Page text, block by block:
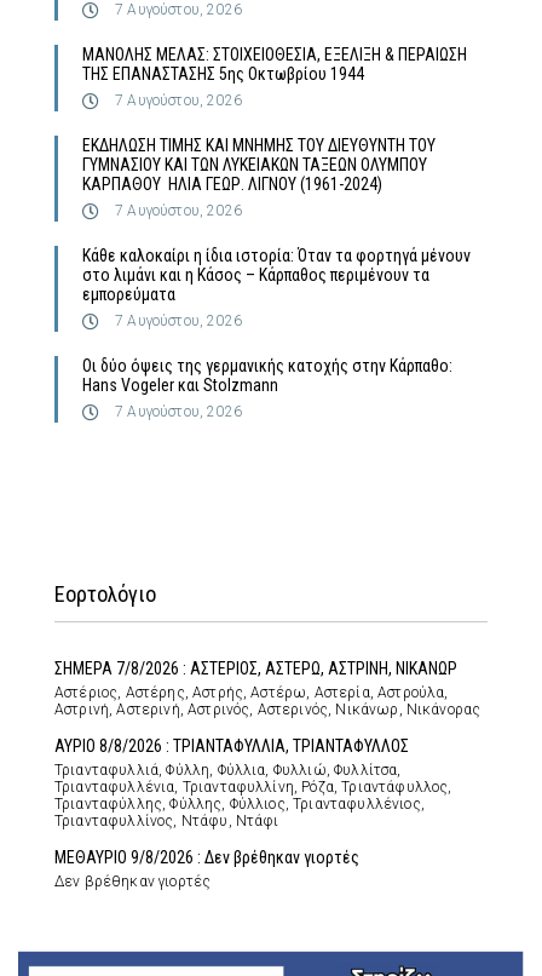
7 Αυγούστου, 2026
MΑΝΟΛΗΣ ΜΕΛΑΣ: ΣΤΟΙΧΕΙΟΘΕΣΙΑ, ΕΞΕΛΙΞΗ & ΠΕΡΑΙΩΣΗ
ΤΗΣ ΕΠΑΝΑΣΤΑΣΗΣ 5ης Οκτωβρίου 1944
7 Αυγούστου, 2026
ΕΚΔΗΛΩΣΗ ΤΙΜΗΣ ΚΑΙ ΜΝΗΜΗΣ ΤΟΥ ΔΙΕΥΘΥΝΤΗ ΤΟΥ
ΓΥΜΝΑΣΙΟΥ ΚΑΙ ΤΩΝ ΛΥΚΕΙΑΚΩΝ ΤΑΞΕΩΝ ΟΛΥΜΠΟΥ
ΚΑΡΠΑΘΟΥ ΗΛΙΑ ΓΕΩΡ. ΛΙΓΝΟΥ (1961-2024)
7 Αυγούστου, 2026
Κάθε καλοκαίρι η ίδια ιστορία: Όταν τα φορτηγά μένουν
στο λιμάνι και η Κάσος – Κάρπαθος περιμένουν τα
εμπορεύματα
7 Αυγούστου, 2026
Οι δύο όψεις της γερμανικής κατοχής στην Κάρπαθο:
Hans Vogeler και Stolzmann
7 Αυγούστου, 2026
Εορτολόγιο
ΣΗΜΕΡΑ 7/8/2026 : ΑΣΤΕΡΙΟΣ, ΑΣΤΕΡΩ, ΑΣΤΡΙΝΗ, ΝΙΚΑΝΩΡ
Αστέριος, Αστέρης, Αστρής, Αστέρω, Αστερία, Αστρούλα,
Αστρινή, Αστερινή, Αστρινός, Αστερινός, Νικάνωρ, Νικάνορας
ΑΥΡΙΟ 8/8/2026 : ΤΡΙΑΝΤΑΦΥΛΛΙΑ, ΤΡΙΑΝΤΑΦΥΛΛΟΣ
Τριανταφυλλιά, Φύλλη, Φύλλια, Φυλλιώ, Φυλλίτσα,
Τριανταφυλλένια, Τριανταφυλλίνη, Ρόζα, Τριαντάφυλλος,
Τριανταφύλλης, Φύλλης, Φύλλιος, Τριανταφυλλένιος,
Τριανταφυλλίνος, Ντάφυ, Ντάφι
ΜΕΘΑΥΡΙΟ 9/8/2026 : Δεν βρέθηκαν γιορτές
Δεν βρέθηκαν γιορτές